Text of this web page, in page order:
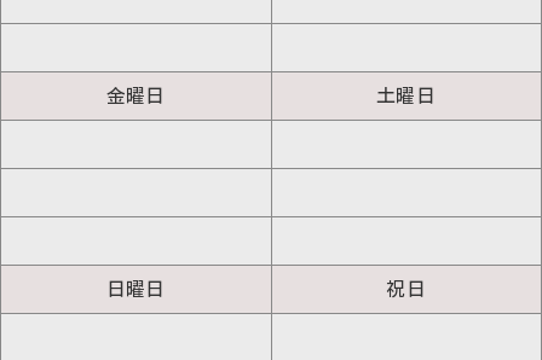
金曜日 土曜日
日曜日 祝日